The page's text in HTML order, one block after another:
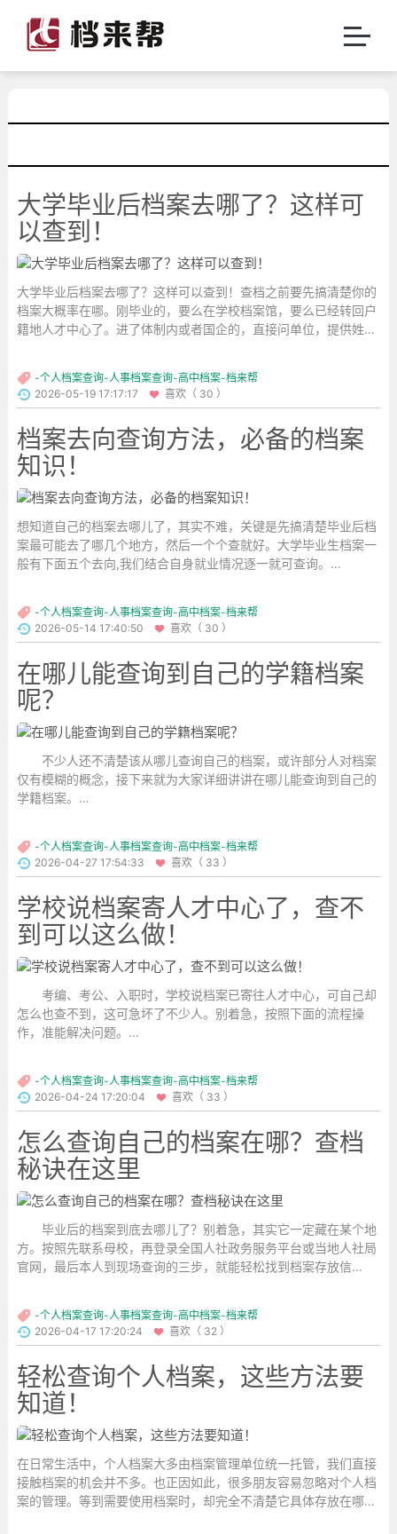
大学毕业后档案去哪了？这样可
以查到！
大学毕业后档案去哪了？这样可以查到！查档之前要先搞清楚你的
档案大概率在哪。刚毕业的，要么在学校档案馆，要么已经转回户
籍地人才中心了。进了体制内或者国企的，直接问单位，提供姓
-个人档案查询-人事档案查询-高中档案-档来帮
2026-05-19 17:17:17
喜欢（ 30 ）
档案去向查询方法，必备的档案
知识！
想知道自己的档案去哪儿了，其实不难，关键是先搞清楚毕业后档
案最可能去了哪几个地方，然后一个个查就好。大学毕业生档案一
般有下面五个去向,我们结合自身就业情况逐一就可查询。
-个人档案查询-人事档案查询-高中档案-档来帮
2026-05-14 17:40:50
喜欢（ 30 ）
在哪儿能查询到自己的学籍档案
呢？
不少人还不清楚该从哪儿查询自己的档案，或许部分人对档案
仅有模糊的概念，接下来就为大家详细讲讲在哪儿能查询到自己的
学籍档案。
-个人档案查询-人事档案查询-高中档案-档来帮
2026-04-27 17:54:33
喜欢（ 33 ）
学校说档案寄人才中心了，查不
到可以这么做！
考编、考公、入职时，学校说档案已寄往人才中心，可自己却
怎么也查不到，这可急坏了不少人。别着急，按照下面的流程操
作，准能解决问题。...
-个人档案查询-人事档案查询-高中档案-档来帮
2026-04-24 17:20:04
喜欢（ 33 ）
怎么查询自己的档案在哪？查档
秘诀在这里
毕业后的档案到底去哪儿了？别着急，其实它一定藏在某个地
方。按照先联系母校，再登录全国人社政务服务平台或当地人社局
官网，最后本人到现场查询的三步，就能轻松找到档案存放信
-个人档案查询-人事档案查询-高中档案-档来帮
2026-04-17 17:20:24
喜欢（ 32 ）
轻松查询个人档案，这些方法要
知道！
在日常生活中，个人档案大多由档案管理单位统一托管，我们直接
接触档案的机会并不多。也正因如此，很多朋友容易忽略对个人档
案的管理。等到需要使用档案时，却完全不清楚它具体存放在哪